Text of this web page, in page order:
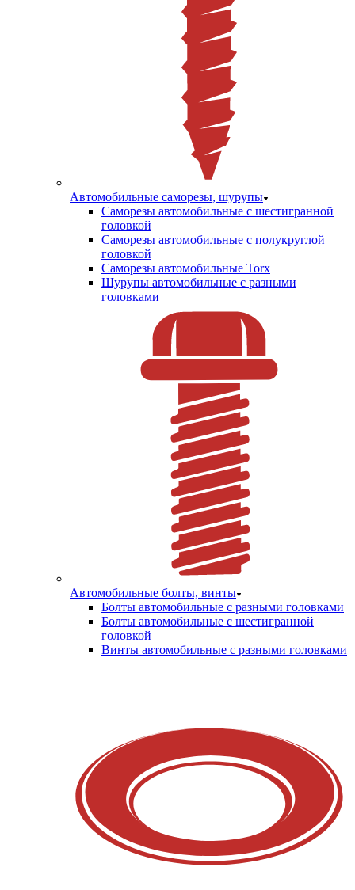
Автомобильные саморезы, шурупы
Саморезы автомобильные с шестигранной
головкой
Саморезы автомобильные с полукруглой
головкой
Саморезы автомобильные Torx
Шурупы автомобильные с разными
головками
Автомобильные болты, винты
Болты автомобильные с разными головками
Болты автомобильные с шестигранной
головкой
Винты автомобильные с разными головками